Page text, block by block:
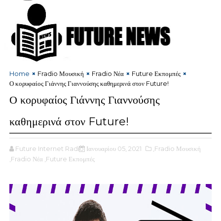
Home Fradio Μουσική Fradio Νέα
Future Εκπομπές
Ο κορυφαίος Γιάννης Γιαννούσης καθημερινά στον Future!
Ο κορυφαίος Γιάννης Γιαννούσης
καθημερινά στον Future!
Future Internet Radio Ιανουαρίου 05, 2021
,Fradio Μουσική
,Fradio Νέα ,Future Εκπομπές